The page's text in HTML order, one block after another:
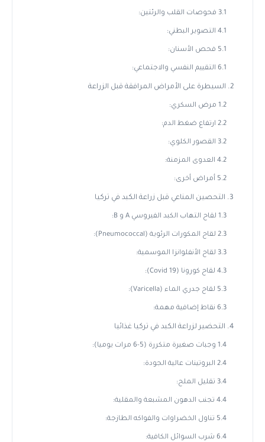
3.1 فحوصات القلب والرئتين:
4.1 التصوير البطني:
5.1 فحص الأسنان:
6.1 التقييم النفسي والاجتماعي:
2. السيطرة على الأمراض المرافقة قبل الزراعة
1.2 مرض السكري:
2.2 ارتفاع ضغط الدم:
3.2 القصور الكلوي:
4.2 العدوى المزمنة:
5.2 أمراض أخرى:
3. التحصين المناعي قبل زراعة الكبد في تركيا
1.3 لقاح التهاب الكبد الفيروسي A و B:
2.3 لقاح المكورات الرئوية (Pneumococcal):
3.3 لقاح الأنفلوانزا الموسمية:
4.3 لقاح كورونا (Covid 19):
5.3 لقاح جدري الماء (Varicella):
6.3 نقاط إضافية مهمة:
4. التحضير لزراعة الكبد في تركيا غذائيا
1.4 وجبات صغيرة متكررة (5-6 مرات يوميا):
2.4 البروتينات عالية الجودة:
3.4 تقليل الملح:
4.4 تجنب الدهون المشبعة والمقلية:
5.4 تناول الخضراوات والفواكه الطازجة:
6.4 شرب السوائل الكافية: